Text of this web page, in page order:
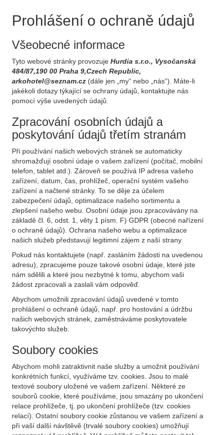
Prohlášení o ochraně údajů
Všeobecné informace
Tyto webové stránky provozuje Hurdia s.r.o., Vysočanská
484/87,190 00 Praha 9,Czech Republic,
arkohotel@seznam.cz (dále jen „my“ nebo „nás“). Máte-li
jakékoli dotazy týkající se ochrany údajů, kontaktujte nás
pomocí výše uvedených údajů.
Zpracování osobních údajů a
poskytování údajů třetím stranám
Při používání našich webových stránek se automaticky
shromažďují osobní údaje o vašem zařízení (počítač, mobilní
telefon, tablet atd.). Zároveň se používá IP adresa vašeho
zařízení, datum, čas, prohlížeč, operační systém vašeho
zařízení a načtené stránky. To se děje za účelem
zabezpečení údajů, optimalizace našeho sortimentu a
zlepšení našeho webu. Osobní údaje jsou zpracovávány na
základě čl. 6, odst. 1, věty 1 písm. F) GDPR (obecné nařízení
o ochraně údajů). Ochrana našeho webu a optimalizace
našich služeb představují legitimní zájem z naší strany.
Pokud nás kontaktujete (např. zasláním žádosti na uvedenou
adresu), zpracujeme pouze takové osobní údaje, které jste
nám sdělili a které jsou nezbytné k tomu, abychom vaši
žádost zpracovali a zaslali vám odpověď.
Abychom umožnili zpracování údajů uvedené v tomto
prohlášení o ochraně údajů, např. pro hostování a údržbu
našich webových stránek, zaměstnáváme poskytovatele
takovýchto služeb.
Soubory cookies
Abychom mohli zatraktivnit naše služby a umožnit používání
konkrétních funkcí, využíváme tzv. cookies. Jsou to malé
textové soubory uložené ve vašem zařízení. Některé ze
souborů cookie, které používáme, jsou smazány po ukončení
relace prohlížeče, tj. po ukončení prohlížeče (tzv. cookies
relací). Ostatní soubory cookie zůstanou ve vašem zařízení a
při vaší další návštěvě (trvalé soubory cookies) umožňují